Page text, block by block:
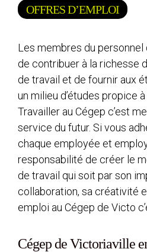
OFFRES D’EMPLOI
Les membres du personnel
de contribuer à la richesse
de travail et de fournir aux
un milieu d’études propice
Travailler au Cégep c’est
service du futur. Si vous
chaque employée et
responsabilité de créer le
de travail qui soit par son
collaboration, sa créativité
emploi au Cégep de Victo
Cégep de Victoriaville